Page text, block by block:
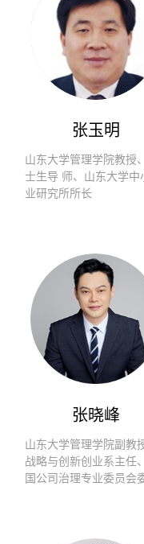
张玉明
山东大学管理学院教授
士生导 师、山东大学中
业研究所所长
张晓峰
山东大学管理学院副教
战略与创新创业系主任
国公司治理专业委员会